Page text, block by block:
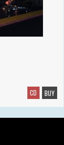
CD BUY